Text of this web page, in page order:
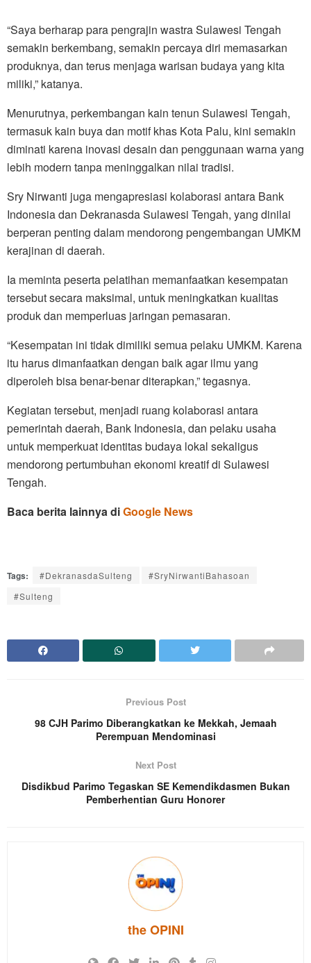
“Saya berharap para pengrajin wastra Sulawesi Tengah
semakin berkembang, semakin percaya diri memasarkan
produknya, dan terus menjaga warisan budaya yang kita
miliki,” katanya.
Menurutnya, perkembangan kain tenun Sulawesi Tengah,
termasuk kain buya dan motif khas Kota Palu, kini semakin
diminati karena inovasi desain dan penggunaan warna yang
lebih modern tanpa meninggalkan nilai tradisi.
Sry Nirwanti juga mengapresiasi kolaborasi antara Bank
Indonesia dan Dekranasda Sulawesi Tengah, yang dinilai
berperan penting dalam mendorong pengembangan UMKM
kerajinan di daerah.
Ia meminta peserta pelatihan memanfaatkan kesempatan
tersebut secara maksimal, untuk meningkatkan kualitas
produk dan memperluas jaringan pemasaran.
“Kesempatan ini tidak dimiliki semua pelaku UMKM. Karena
itu harus dimanfaatkan dengan baik agar ilmu yang
diperoleh bisa benar-benar diterapkan,” tegasnya.
Kegiatan tersebut, menjadi ruang kolaborasi antara
pemerintah daerah, Bank Indonesia, dan pelaku usaha
untuk memperkuat identitas budaya lokal sekaligus
mendorong pertumbuhan ekonomi kreatif di Sulawesi
Tengah.
Baca berita lainnya diGoogle News
Tags: #DekranasdaSulteng
#SryNirwantiBahasoan
#Sulteng
Previous Post
98 CJH Parimo Diberangkatkan ke Mekkah, Jemaah
Perempuan Mendominasi
Next Post
Disdikbud Parimo Tegaskan SE Kemendikdasmen Bukan
Pemberhentian Guru Honorer
the OPINI